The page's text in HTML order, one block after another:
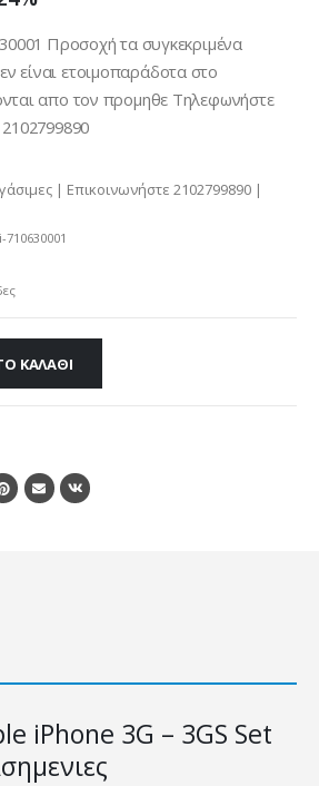
Προσοχή τα συγκεκριμένα
είναι ετοιμοπαράδοτα στο
απο τον προμηθε Τηλεφωνήστε
| Επικοινωνήστε 2102799890 |
710630001
ΚΑΛΆΘΙ
iPhone 3G – 3GS Set